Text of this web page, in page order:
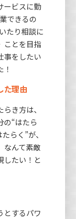
ービスに勤
できるの
たり相談に
ことを目指
事をしたい
た理由
き方は、
の“はたら
らく”が、
んて素敵
したい！と
とするパワ